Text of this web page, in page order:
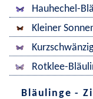
Hauhechel-
Kleiner
Rotklee-
Bläulinge -